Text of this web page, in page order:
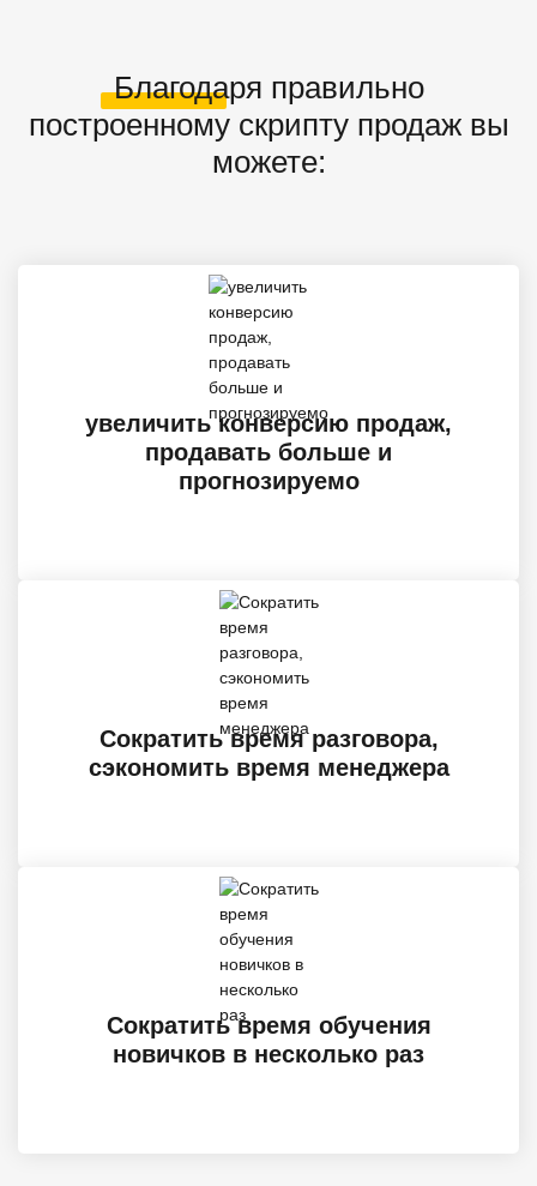
Благодаря правильно
построенному скрипту продаж вы
можете:
увеличить конверсию продаж,
продавать больше и
прогнозируемо
Сократить время разговора,
сэкономить время менеджера
Сократить время обучения
новичков в несколько раз